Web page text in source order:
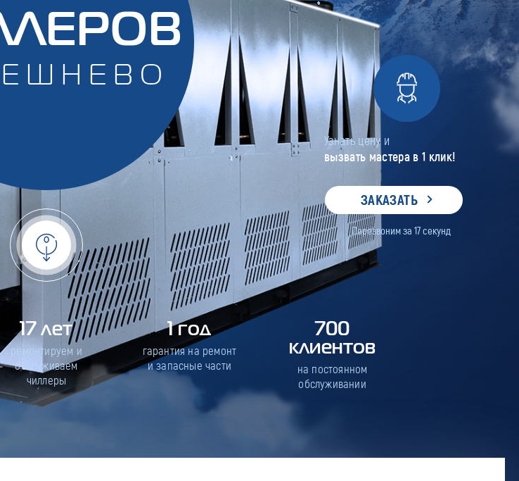
Узнать цену и
вызвать мастера в 1 клик!
ЗАКАЗАТЬ
Перезвоним за 17секунд
17 лет
ремонтируем и
обслуживаем
чиллеры
1 год
гарантия на ремонт
и запасные части
700
клиентов
на постоянном
обслуживании